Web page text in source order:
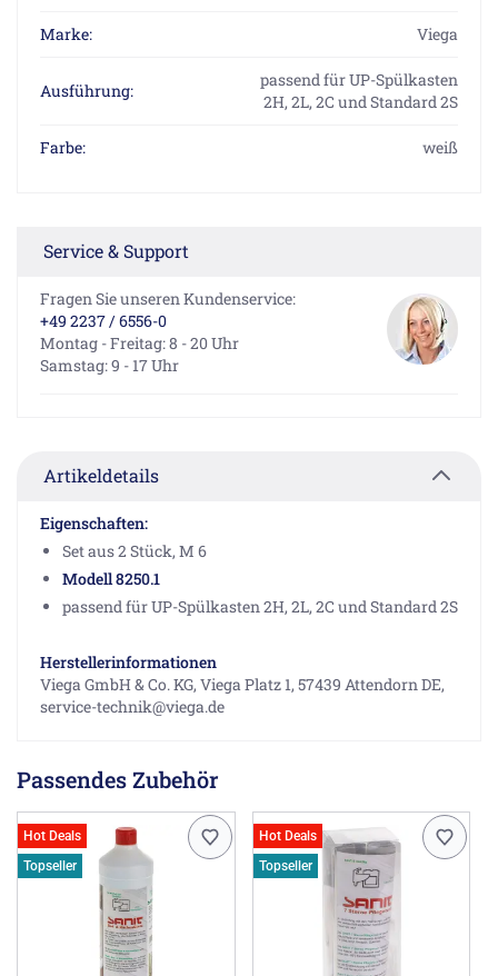
Marke: Viega
Ausführung:
passend für UP-Spülkasten
2H, 2L, 2C und Standard 2S
Farbe: weiß
Service & Support
Fragen Sie unseren Kundenservice:
+49 2237 / 6556-0
Montag - Freitag: 8 - 20 Uhr
Samstag: 9 - 17 Uhr
Artikeldetails
Eigenschaften:
Set aus 2 Stück, M 6
Modell 8250.1
passend für UP-Spülkasten 2H, 2L, 2C und Standard 2S
Herstellerinformationen
Viega GmbH & Co. KG, Viega Platz 1, 57439 Attendorn DE,
service-technik@viega.de
Passendes Zubehör
Hot Deals
Topseller
Hot Deals
Topseller